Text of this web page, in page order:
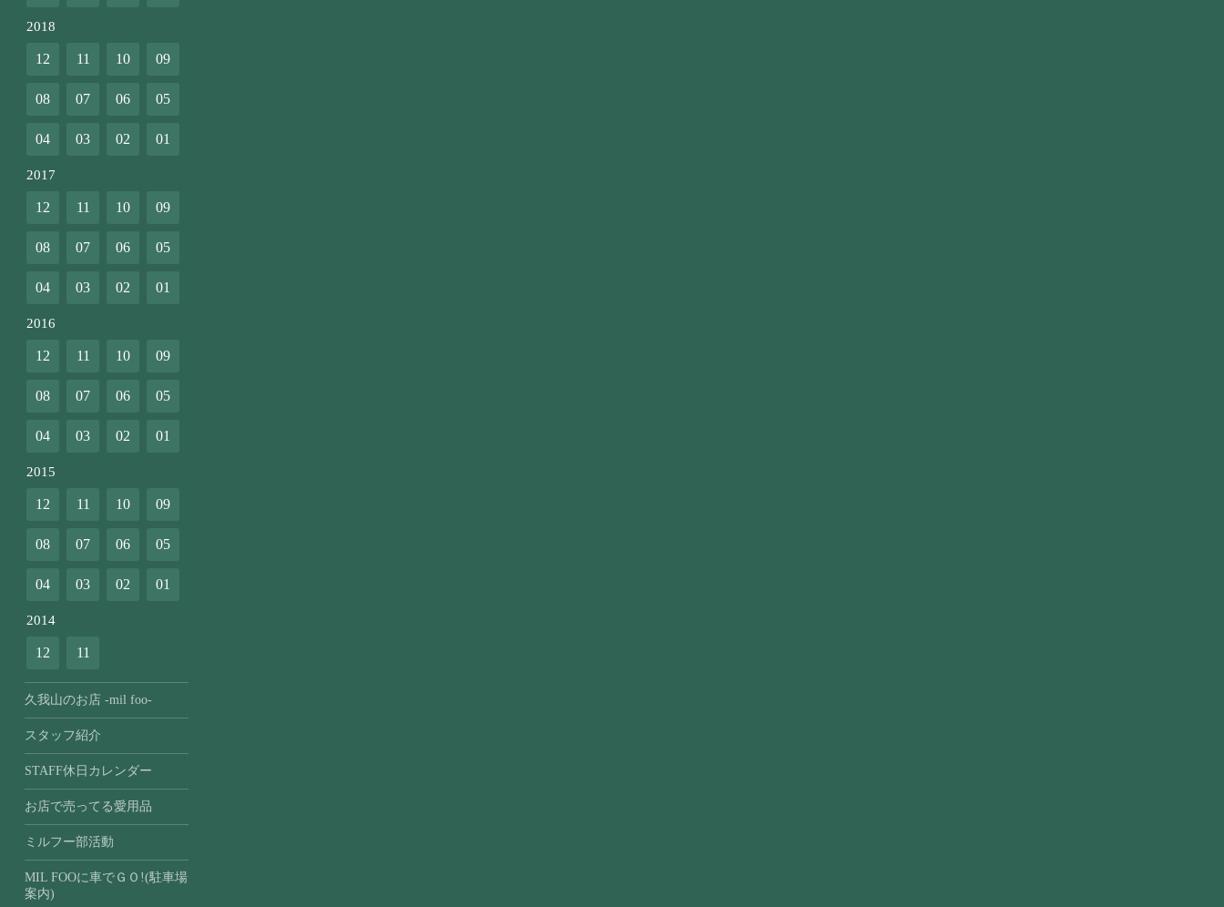
2018
12 11 10 09
08 07 06 05
04 03 02 01
2017
12 11 10 09
08 07 06 05
04 03 02 01
2016
12 11 10 09
08 07 06 05
04 03 02 01
2015
12 11 10 09
08 07 06 05
04 03 02 01
2014
12 11
久我山のお店 -mil foo-
スタッフ紹介
STAFF休日カレンダー
お店で売ってる愛用品
ミルフー部活動
MIL FOOに車でＧＯ!(駐車場
案内)